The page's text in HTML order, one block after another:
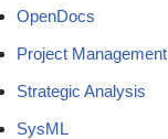
OpenDocs
Project Management
Strategic Analysis
SysML